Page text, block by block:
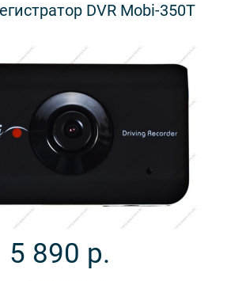
DVR Mobi-350T
5 890 р.